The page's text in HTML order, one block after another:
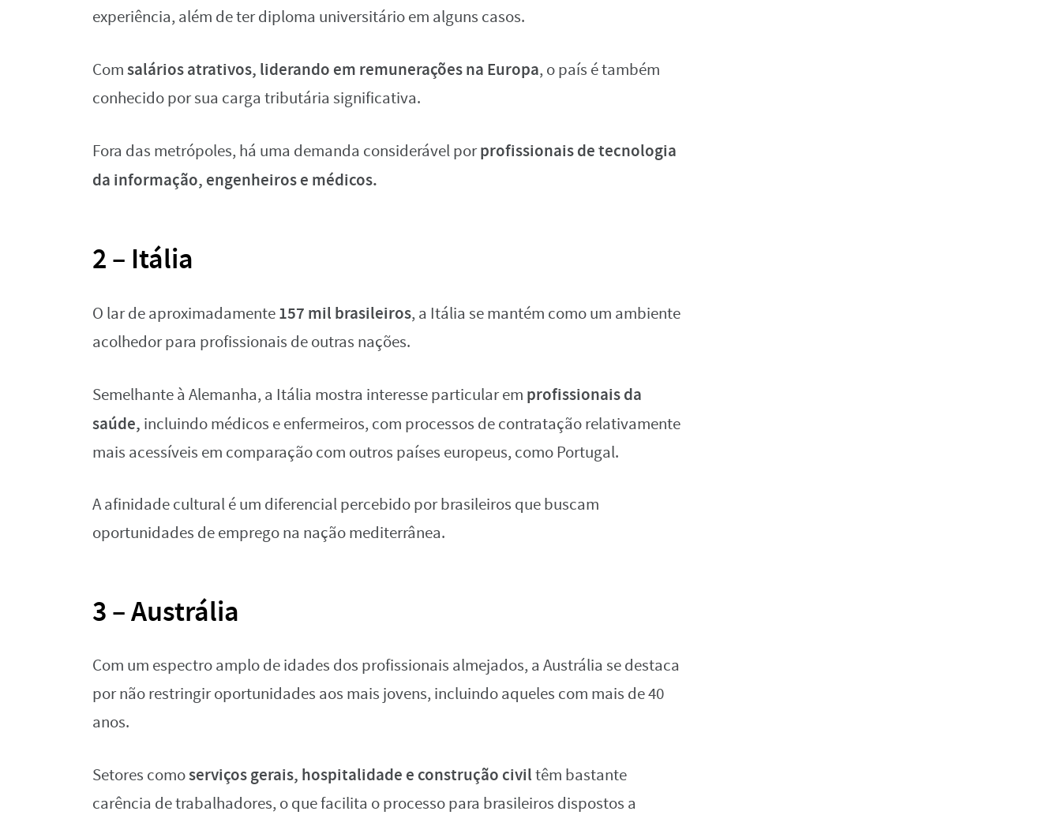
experiência, além de ter diploma universitário em alguns casos.
Comsalários atrativos, liderando em remunerações na Europa, o país é também
conhecido por sua carga tributária significativa.
Fora das metrópoles, há uma demanda considerável porprofissionais de tecnologia
da informação, engenheiros e médicos.
2 – Itália
O lar de aproximadamente157 mil brasileiros, a Itália se mantém como um ambiente
acolhedor para profissionais de outras nações.
Semelhante à Alemanha, a Itália mostra interesse particular em profissionais da
saúde, incluindo médicos e enfermeiros, com processos de contratação relativamente
mais acessíveis em comparação com outros países europeus, como Portugal.
A afinidade cultural é um diferencial percebido por brasileiros que buscam
oportunidades de emprego na nação mediterrânea.
3 – Austrália
Com um espectro amplo de idades dos profissionais almejados, a Austrália se destaca
por não restringir oportunidades aos mais jovens, incluindo aqueles com mais de 40
anos.
Setores comoserviços gerais, hospitalidade e construção civiltêm bastante
carência de trabalhadores, o que facilita o processo para brasileiros dispostos a